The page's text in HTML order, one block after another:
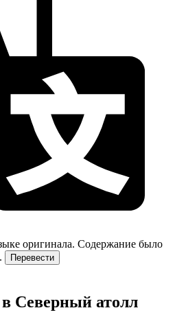
оригинала. Содержание было
Перевести
Северный атолл